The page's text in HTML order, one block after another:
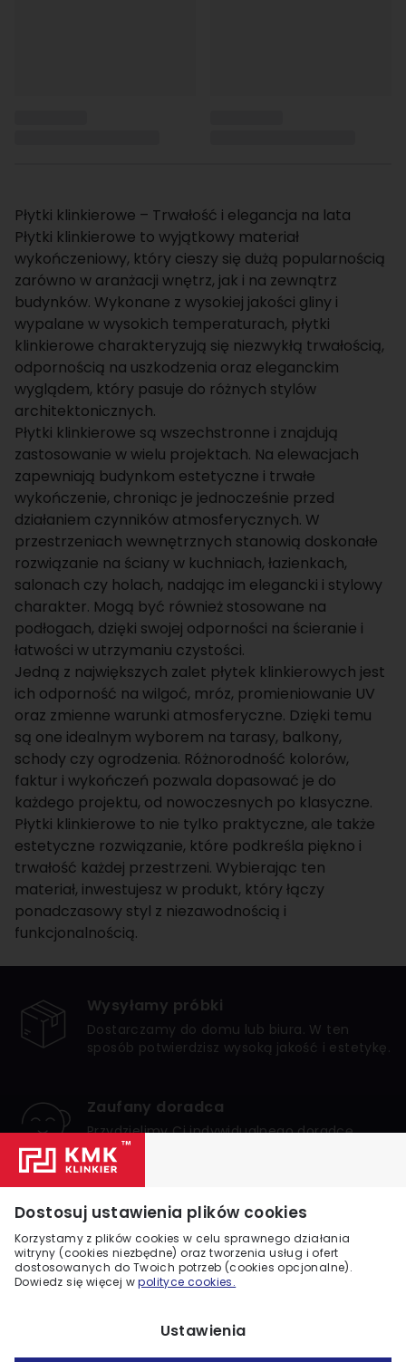
Płytki klinkierowe – Trwałość i elegancja na lata
Płytki klinkierowe to wyjątkowy materiał
wykończeniowy, który cieszy się dużą popularnością
zarówno w aranżacji wnętrz, jak i na zewnątrz
budynków. Wykonane z wysokiej jakości gliny i
wypalane w wysokich temperaturach, płytki
klinkierowe charakteryzują się niezwykłą trwałością,
odpornością na uszkodzenia oraz eleganckim
wyglądem, który pasuje do różnych stylów
architektonicznych.
Płytki klinkierowe są wszechstronne i znajdują
zastosowanie w wielu projektach. Na elewacjach
zapewniają budynkom estetyczne i trwałe
wykończenie, chroniąc je jednocześnie przed
działaniem czynników atmosferycznych. W
przestrzeniach wewnętrznych stanowią doskonałe
rozwiązanie na ściany w kuchniach, łazienkach,
salonach czy holach, nadając im elegancki i stylowy
charakter. Mogą być również stosowane na
podłogach, dzięki swojej odporności na ścieranie i
łatwości w utrzymaniu czystości.
Jedną z największych zalet płytek klinkierowych jest
ich odporność na wilgoć, mróz, promieniowanie UV
oraz zmienne warunki atmosferyczne. Dzięki temu
są one idealnym wyborem na tarasy, balkony,
schody czy ogrodzenia. Różnorodność kolorów,
faktur i wykończeń pozwala dopasować je do
każdego projektu, od nowoczesnych po klasyczne.
Płytki klinkierowe to nie tylko praktyczne, ale także
estetyczne rozwiązanie, które podkreśla piękno i
trwałość każdej przestrzeni. Wybierając ten
materiał, inwestujesz w produkt, który łączy
ponadczasowy styl z niezawodnością i
funkcjonalnością.
Dostosuj ustawienia plików cookies
Korzystamy z plików cookies w celu sprawnego działania
witryny (cookies niezbędne) oraz tworzenia usług i ofert
dostosowanych do Twoich potrzeb (cookies opcjonalne).
Dowiedz się więcej wpolityce cookies.
Ustawienia
Wysyłamy próbki
Dostarczamy do domu lub biura. W ten
sposób potwierdzisz wysoką jakość i estetykę.
Zaufany doradca
Przydzielimy Ci indywidualnego doradcę,
który zagwarantuje bezpieczne i udane
zakupy.
Numer 1 w Polsce
Jesteśmy liderem internetowej sprzedaży
klinkieru w Polsce. Zaufało nam wielu
klientów.